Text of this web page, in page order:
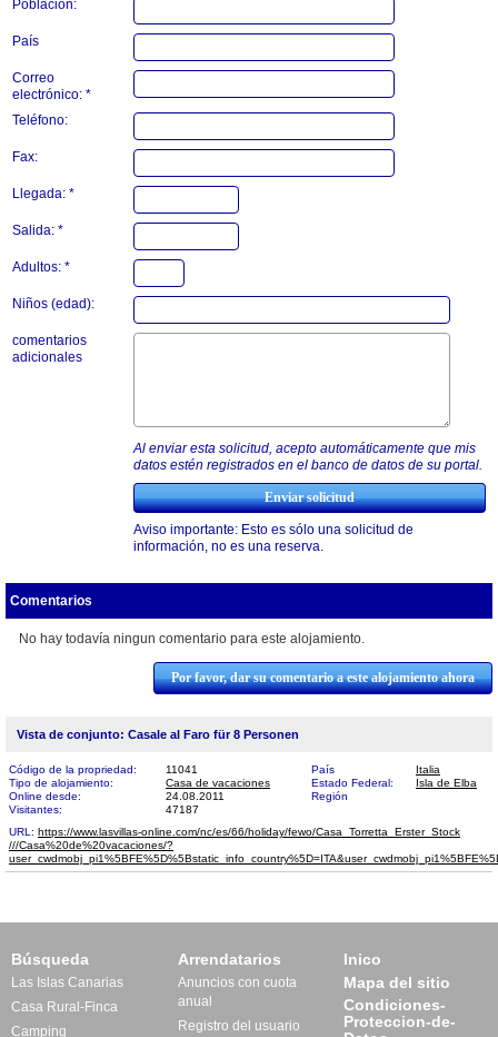
Población:
País
Correo
electrónico: *
Teléfono:
Fax:
Llegada: *
Salida: *
Adultos: *
Niños (edad):
comentarios
adicionales
Al enviar esta solicitud, acepto automáticamente que mis
datos estén registrados en el banco de datos de su portal.
Aviso importante: Esto es sólo una solicitud de
información, no es una reserva.
Comentarios
No hay todavía ningun comentario para este alojamiento.
Por favor, dar su comentario a este alojamiento ahora
Vista de conjunto: Casale al Faro für 8 Personen
Código de la propriedad: 11041 País
Italia
Tipo de alojamiento:
Casa de vacaciones Estado Federal:
Isla de Elba
Online desde:
24.08.2011
Región
Visitantes:
47187
URL: https://www.lasvillas-online.com/nc/es/66/holiday/fewo/Casa_Torretta_Erster_Stock​
///Casa%20de%20vacaciones/?
Búsqueda
Las Islas Canarias
Casa Rural-Finca
Camping
Arrendatarios
Anuncios con cuota
anual
Registro del usuario
Inico
Mapa del sitio
Condiciones-
Proteccion-de-